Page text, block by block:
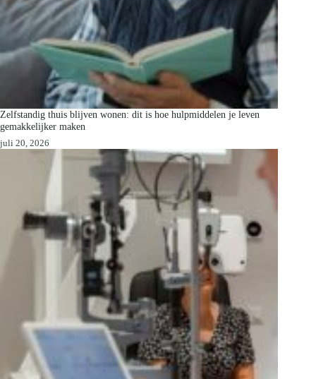
Zelfstandig thuis blijven wonen: dit is hoe hulpmiddelen je leven
gemakkelijker maken
juli 20, 2026